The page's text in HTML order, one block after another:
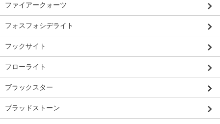
ファイアークォーツ
フォスフォシデライト
フックサイト
フローライト
ブラックスター
ブラッドストーン